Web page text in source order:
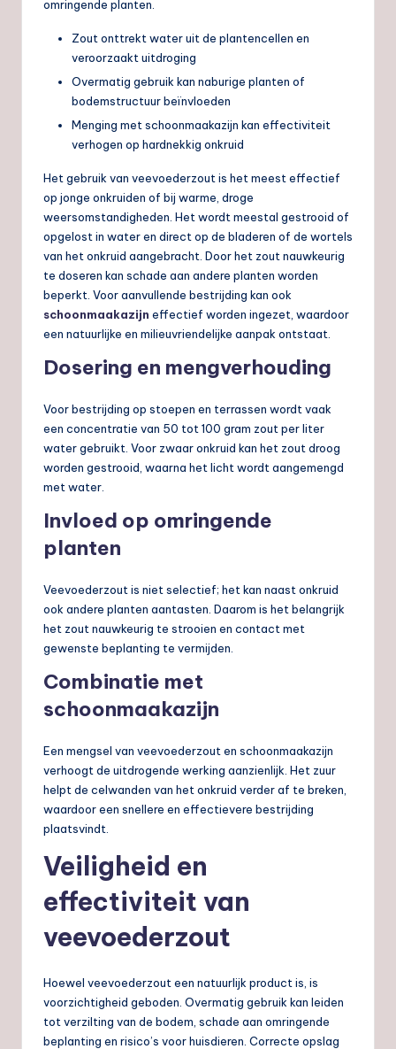
omringende planten.
Zout onttrekt water uit de plantencellen en
veroorzaakt uitdroging
Overmatig gebruik kan naburige planten of
bodemstructuur beïnvloeden
Menging met schoonmaakazijn kan effectiviteit
verhogen op hardnekkig onkruid
Het gebruik van veevoederzout is het meest effectief
op jonge onkruiden of bij warme, droge
weersomstandigheden. Het wordt meestal gestrooid of
opgelost in water en direct op de bladeren of de wortels
van het onkruid aangebracht. Door het zout nauwkeurig
te doseren kan schade aan andere planten worden
beperkt. Voor aanvullende bestrijding kan ook
schoonmaakazijn effectief worden ingezet, waardoor
een natuurlijke en milieuvriendelijke aanpak ontstaat.
Dosering en mengverhouding
Voor bestrijding op stoepen en terrassen wordt vaak
een concentratie van 50 tot 100 gram zout per liter
water gebruikt. Voor zwaar onkruid kan het zout droog
worden gestrooid, waarna het licht wordt aangemengd
met water.
Invloed op omringende
planten
Veevoederzout is niet selectief; het kan naast onkruid
ook andere planten aantasten. Daarom is het belangrijk
het zout nauwkeurig te strooien en contact met
gewenste beplanting te vermijden.
Combinatie met
schoonmaakazijn
Een mengsel van veevoederzout en schoonmaakazijn
verhoogt de uitdrogende werking aanzienlijk. Het zuur
helpt de celwanden van het onkruid verder af te breken,
waardoor een snellere en effectievere bestrijding
plaatsvindt.
Veiligheid en
effectiviteit van
veevoederzout
Hoewel veevoederzout een natuurlijk product is, is
voorzichtigheid geboden. Overmatig gebruik kan leiden
tot verzilting van de bodem, schade aan omringende
beplanting en risico’s voor huisdieren. Correcte opslag